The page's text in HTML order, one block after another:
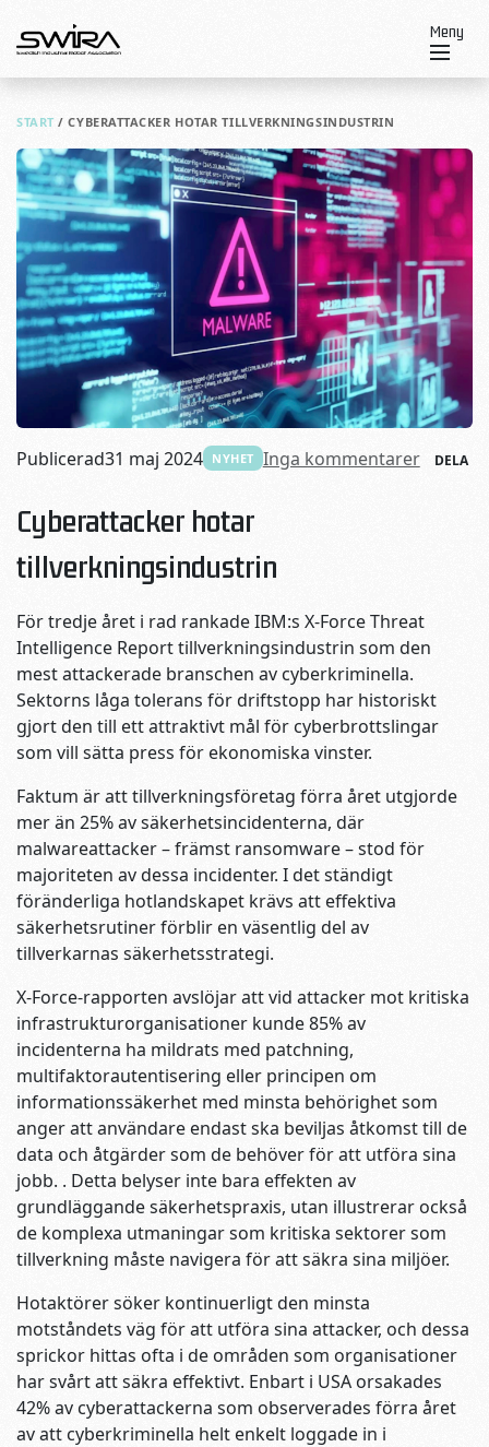
Meny
START / CYBERATTACKER HOTAR TILLVERKNINGSINDUSTRIN
Publicerad31 maj 2024 NYHET Inga kommentarer DELA
Cyberattacker hotar
tillverkningsindustrin
För tredje året i rad rankade IBM:s X-Force Threat
Intelligence Report tillverkningsindustrin som den
mest attackerade branschen av cyberkriminella.
Sektorns låga tolerans för driftstopp har historiskt
gjort den till ett attraktivt mål för cyberbrottslingar
som vill sätta press för ekonomiska vinster.
Faktum är att tillverkningsföretag förra året utgjorde
mer än 25% av säkerhetsincidenterna, där
malwareattacker – främst ransomware – stod för
majoriteten av dessa incidenter. I det ständigt
föränderliga hotlandskapet krävs att effektiva
säkerhetsrutiner förblir en väsentlig del av
tillverkarnas säkerhetsstrategi.
X-Force-rapporten avslöjar att vid attacker mot kritiska
infrastrukturorganisationer kunde 85% av
incidenterna ha mildrats med patchning,
multifaktorautentisering eller principen om
informationssäkerhet med minsta behörighet som
anger att användare endast ska beviljas åtkomst till de
data och åtgärder som de behöver för att utföra sina
jobb. . Detta belyser inte bara effekten av
grundläggande säkerhetspraxis, utan illustrerar också
de komplexa utmaningar som kritiska sektorer som
tillverkning måste navigera för att säkra sina miljöer.
Hotaktörer söker kontinuerligt den minsta
motståndets väg för att utföra sina attacker, och dessa
sprickor hittas ofta i de områden som organisationer
har svårt att säkra effektivt. Enbart i USA orsakades
42% av cyberattackerna som observerades förra året
av att cyberkriminella helt enkelt loggade in i